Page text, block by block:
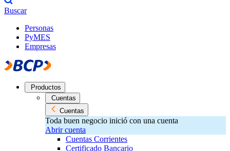
Buscar
Personas
PyMES
Empresas
Productos
Cuentas
Cuentas
Toda buen negocio inició con una cuenta
Abrir cuenta
Cuentas Corrientes
Certificado Bancario